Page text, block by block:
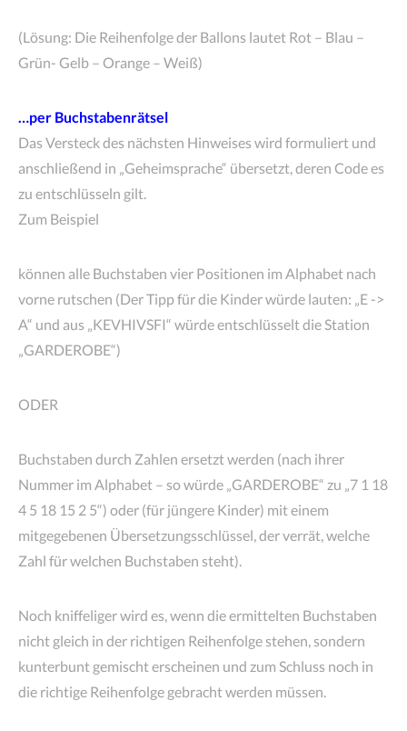
(Lösung: Die Reihenfolge der Ballons lautet Rot – Blau –
Grün- Gelb – Orange – Weiß)
…per Buchstabenrätsel
Das Versteck des nächsten Hinweises wird formuliert und
anschließend in „Geheimsprache“ übersetzt, deren Code es
zu entschlüsseln gilt.
Zum Beispiel
können alle Buchstaben vier Positionen im Alphabet nach
vorne rutschen (Der Tipp für die Kinder würde lauten: „E ->
A“ und aus „KEVHIVSFI“ würde entschlüsselt die Station
„GARDEROBE“)
ODER
Buchstaben durch Zahlen ersetzt werden (nach ihrer
Nummer im Alphabet – so würde „GARDEROBE“ zu „7 1 18
4 5 18 15 2 5“) oder (für jüngere Kinder) mit einem
mitgegebenen Übersetzungsschlüssel, der verrät, welche
Zahl für welchen Buchstaben steht).
Noch kniffeliger wird es, wenn die ermittelten Buchstaben
nicht gleich in der richtigen Reihenfolge stehen, sondern
kunterbunt gemischt erscheinen und zum Schluss noch in
die richtige Reihenfolge gebracht werden müssen.